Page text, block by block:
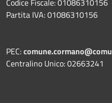
Partita IVA: 01086310156
PEC:
Centralino Unico: 02663241